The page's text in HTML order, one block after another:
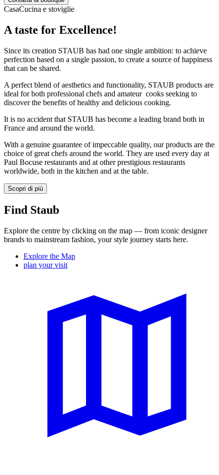
CasaCucina e stoviglie
A taste for Excellence!
Since its creation STAUB has had one single ambition: to achieve
perfection based on a single passion, to create a source of happiness
that can be shared.
A perfect blend of aesthetics and functionality, STAUB products are
ideal for both professional chefs and amateur cooks seeking to
discover the benefits of healthy and delicious cooking.
It is no accident that STAUB has become a leading brand both in
France and around the world.
With a genuine guarantee of impeccable quality, our products are the
choice of great chefs around the world. They are used every day at
Paul Bocuse restaurants and at other prestigious restaurants
worldwide, both in the kitchen and at the table.
Scopri di più
Find Staub
Explore the centre by clicking on the map — from iconic designer
brands to mainstream fashion, your style journey starts here.
Explore the Map
plan your visit